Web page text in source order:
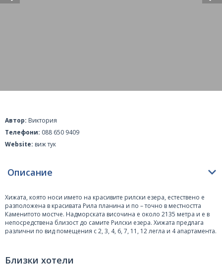
Автор: Виктория
Телефони: 088 650 9409
Website: виж тук
Описание
Хижата, която носи името на красивите рилски езера, естествено е
разположена в красивата Рила планина и по – точно в местността
Каменитото мостче. Надморската височина е около 2135 метра и е в
непосредствена близост до самите Рилски езера. Хижата предлага
различни по вид помещения с 2, 3, 4, 6, 7, 11, 12 легла и 4 апартамента.
капацитет е 135 места. Както споменахме вече по- малките помещения
имат собствен санитарен възел, а за останалите има етажни
Близки хотели